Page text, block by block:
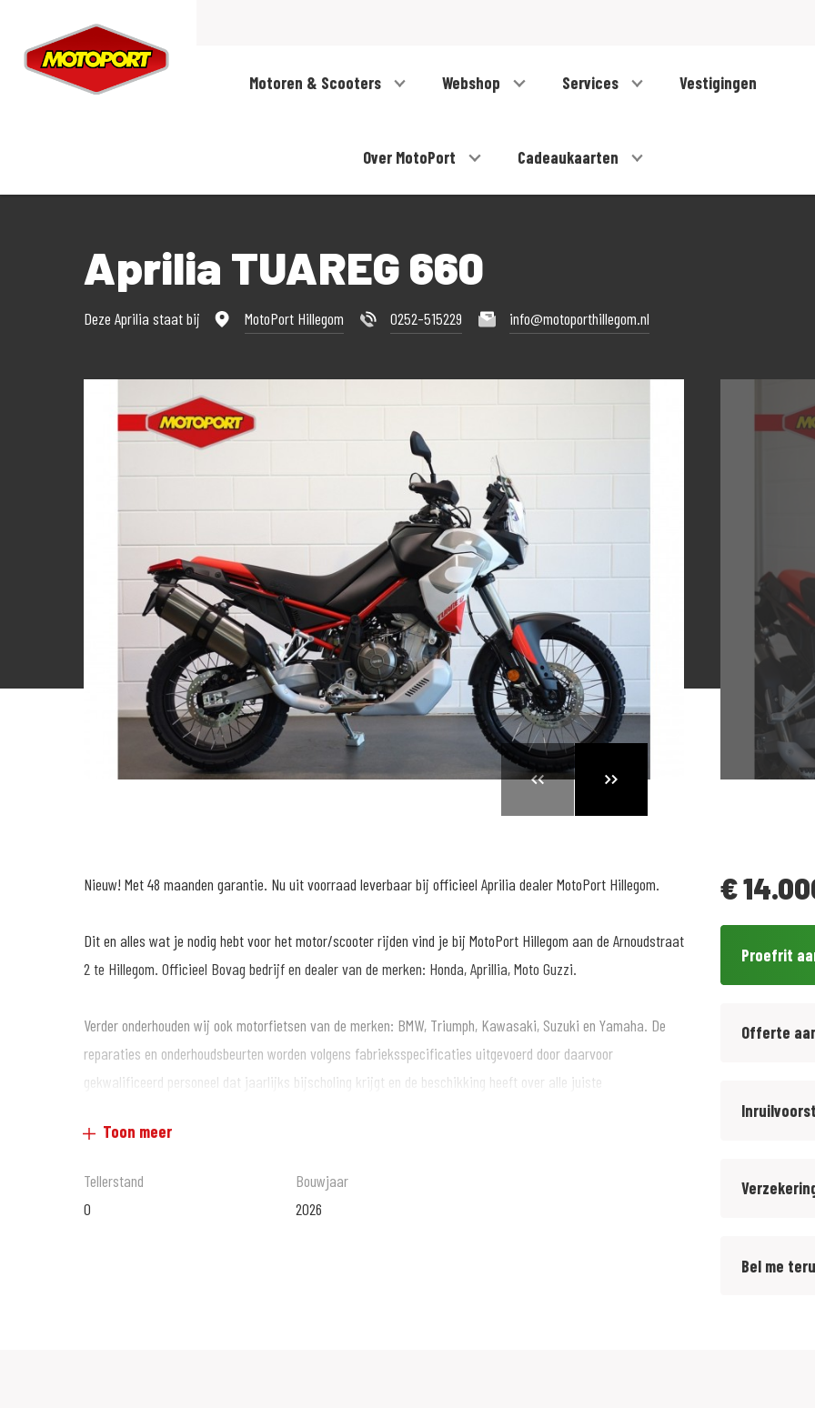
Motoren & Scooters Webshop Services Vestigingen
Over MotoPort Cadeaukaarten
Aprilia TUAREG 660
Deze Aprilia staat bij MotoPort Hillegom 0252-515229 info@motoporthillegom.nl
Nieuw! Met 48 maanden garantie. Nu uit voorraad leverbaar bij officieel Aprilia dealer MotoPort Hillegom.
Dit en alles wat je nodig hebt voor het motor/scooter rijden vind je bij MotoPort Hillegom aan de Arnoudstraat
2 te Hillegom. Officieel Bovag bedrijf en dealer van de merken: Honda, Aprillia, Moto Guzzi.
Verder onderhouden wij ook motorfietsen van de merken: BMW, Triumph, Kawasaki, Suzuki en Yamaha. De
reparaties en onderhoudsbeurten worden volgens fabrieksspecificaties uitgevoerd door daarvoor
gekwalificeerd personeel dat jaarlijks bijscholing krijgt en de beschikking heeft over alle juiste
of volg ons op Facebook: www.facebook.com/motoporthillegom
Toon meer
Tellerstand
0
Bouwjaar
2026
€
Proefrit
Offerte
Bel me